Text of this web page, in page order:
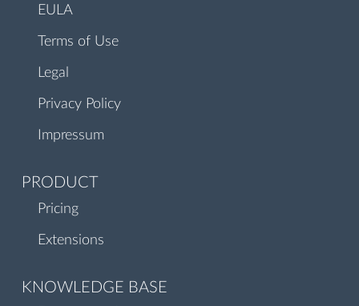
EULA
Terms of Use
Legal
Privacy Policy
Impressum
PRODUCT
Pricing
Extensions
KNOWLEDGE BASE